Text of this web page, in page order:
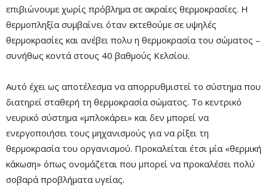
Remaining
Time
-0:00
επιβιώνουμε χωρίς πρόβλημα σε ακραίες θερμοκρασίες. Η
θερμοπληξία συμβαίνει όταν εκτεθούμε σε υψηλές
θερμοκρασίες και ανέβει πολυ η θερμοκρασία του σώματος –
συνήθως κοντά στους 40 βαθμούς Κελσίου.
Αυτό έχει ως αποτέλεσμα να απορρυθμιστεί το σύστημα που
διατηρεί σταθερή τη θερμοκρασία σώματος. Το κεντρικό
νευρικό σύστημα «μπλοκάρει» και δεν μπορεί να
ενεργοποιήσει τους μηχανισμούς για να ρίξει τη
θερμοκρασία του οργανισμού. Προκαλείται έτσι μία «θερμική
κάκωση» όπως ονομάζεται που μπορεί να προκαλέσει πολύ
σοβαρά προβλήματα υγείας.